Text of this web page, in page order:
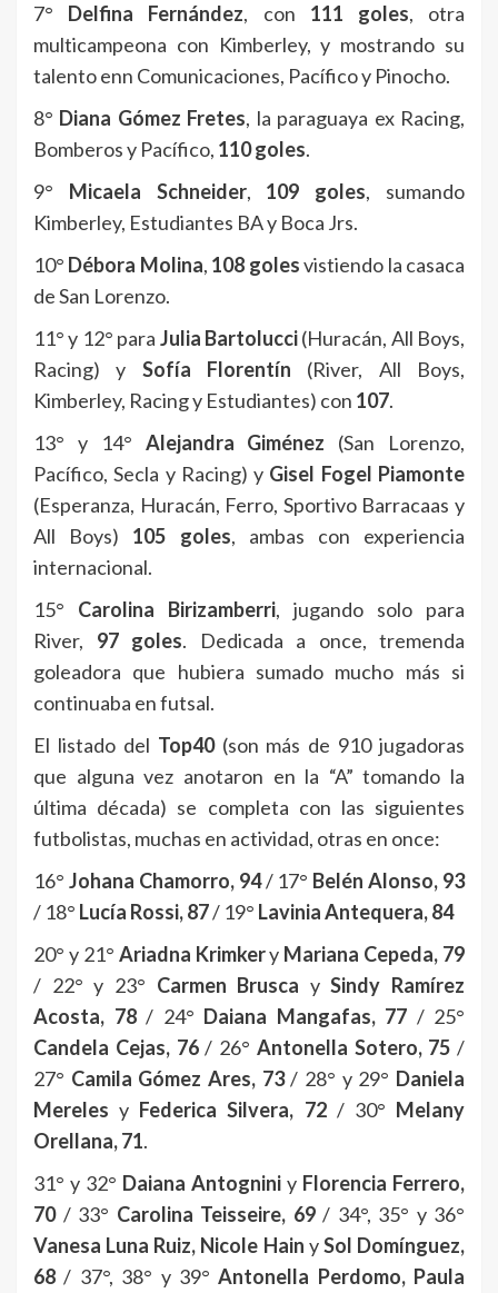
7° Delfina Fernández, con 111 goles, otra
multicampeona con Kimberley, y mostrando su
talento enn Comunicaciones, Pacífico y Pinocho.
8° Diana Gómez Fretes, la paraguaya ex Racing,
Bomberos y Pacífico, 110 goles.
9° Micaela Schneider, 109 goles, sumando
Kimberley, Estudiantes BA y Boca Jrs.
10° Débora Molina, 108 golesvistiendo la casaca
de San Lorenzo.
11° y 12° para Julia Bartolucci(Huracán, All Boys,
Racing) y Sofía Florentín (River, All Boys,
Kimberley, Racing y Estudiantes) con 107.
13° y 14° Alejandra Giménez (San Lorenzo,
Pacífico, Secla y Racing) y Gisel Fogel Piamonte
(Esperanza, Huracán, Ferro, Sportivo Barracaas y
All Boys) 105 goles, ambas con experiencia
internacional.
15° Carolina Birizamberri, jugando solo para
River, 97 goles. Dedicada a once, tremenda
goleadora que hubiera sumado mucho más si
continuaba en futsal.
El listado del Top40(son más de 910 jugadoras
que alguna vez anotaron en la “A” tomando la
última década) se completa con las siguientes
futbolistas, muchas en actividad, otras en once:
16° Johana Chamorro, 94/ 17° Belén Alonso, 93
/ 18° Lucía Rossi, 87/ 19° Lavinia Antequera, 84
20° y 21° Ariadna Krimkery Mariana Cepeda, 79
/ 22° y 23° Carmen Brusca ySindy Ramírez
Acosta, 78/ 24° Daiana Mangafas, 77 / 25°
Candela Cejas, 76/ 26° Antonella Sotero, 75 /
27° Camila Gómez Ares, 73/ 28° y 29° Daniela
Mereles y Federica Silvera, 72/ 30° Melany
Orellana, 71.
31° y 32° Daiana Antognini y Florencia Ferrero,
70/ 33° Carolina Teisseire, 69 / 34°, 35° y 36°
Vanesa Luna Ruiz, Nicole Hain ySol Domínguez,
68/ 37°, 38° y 39°Antonella Perdomo, Paula